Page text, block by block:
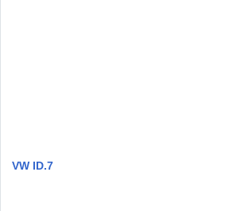
VW ID.7